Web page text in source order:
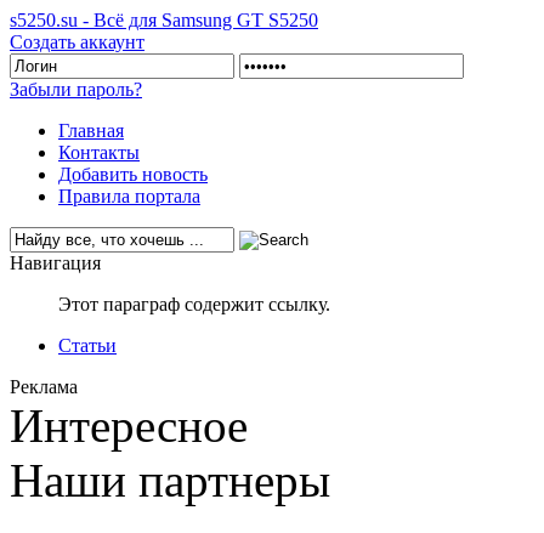
s5250.su - Всё для Samsung GT S5250
Создать аккаунт
Забыли пароль?
Главная
Контакты
Добавить новость
Правила портала
Навигация
Этот параграф содержит ссылку.
Статьи
Реклама
Интересное
Наши партнеры